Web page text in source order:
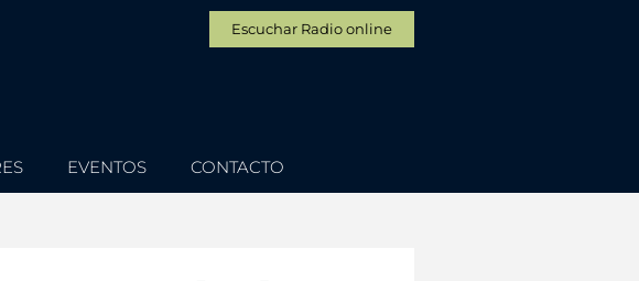
Escuchar Radio online
EVENTOS CONTACTO